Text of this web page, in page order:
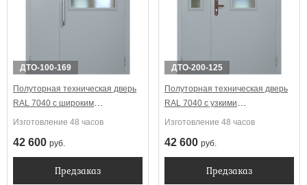
ДТО-100-169
Полуторная техническая дверь
RAL 7040 с широким
стеклопакетом (ручка-скоба)
Изготовление 48 часов
42 600 руб.
Предзаказ
ДТО-200-125
Полуторная техническая дверь
RAL 7040 с узкими
стеклопакетами
Изготовление 48 часов
42 600 руб.
Предзаказ